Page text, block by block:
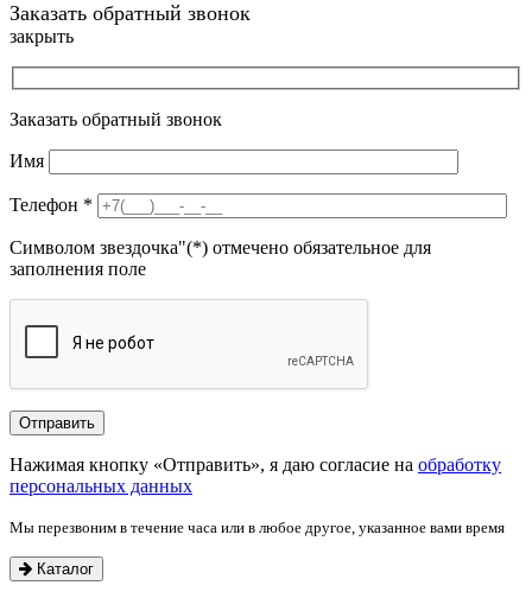
Заказать обратный звонок
закрыть
Заказать обратный звонок
Имя
Телефон *
Символом звездочка"(*) отмечено обязательное для
заполнения поле
Нажимая кнопку «Отправить», я даю согласие на обработку
персональных данных
Мы перезвоним в течение часа или в любое другое, указанное вами время
Каталог